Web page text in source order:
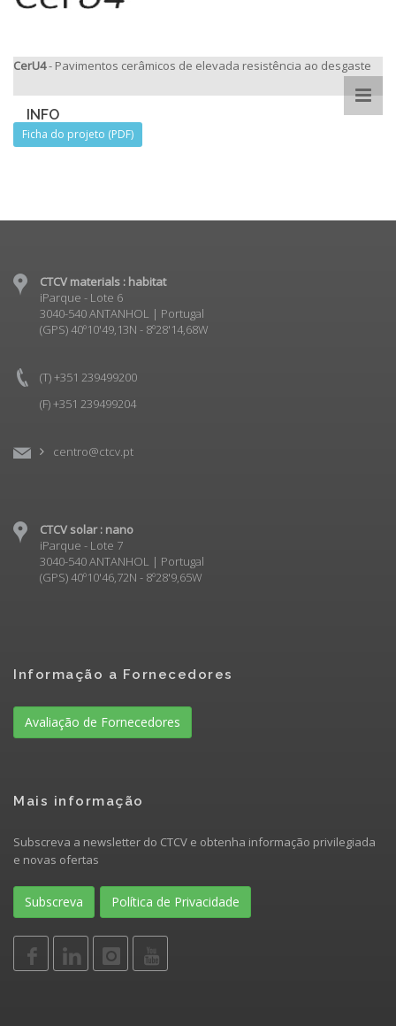
CerU4- Pavimentos cerâmicos de elevada resistência ao desgaste
INFO
Ficha do projeto (PDF)
CTCV materials : habitat
iParque - Lote 6
3040-540 ANTANHOL | Portugal
(GPS) 40º10'49,13N - 8º28'14,68W
(T) +351 239499200
(F) +351 239499204
centro@ctcv.pt
CTCV solar : nano
iParque - Lote 7
3040-540 ANTANHOL | Portugal
(GPS) 40º10'46,72N - 8º28'9,65W
Informação a Fornecedores
Avaliação de Fornecedores
Mais informação
Subscreva a newsletter do CTCV e obtenha informação privilegiada
e novas ofertas
Subscreva Política de Privacidade